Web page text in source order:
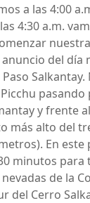
a las 4:00
4:30 a.m.
del día
pasando
y frente
más alto del
En
minutos
de la
del Cerro